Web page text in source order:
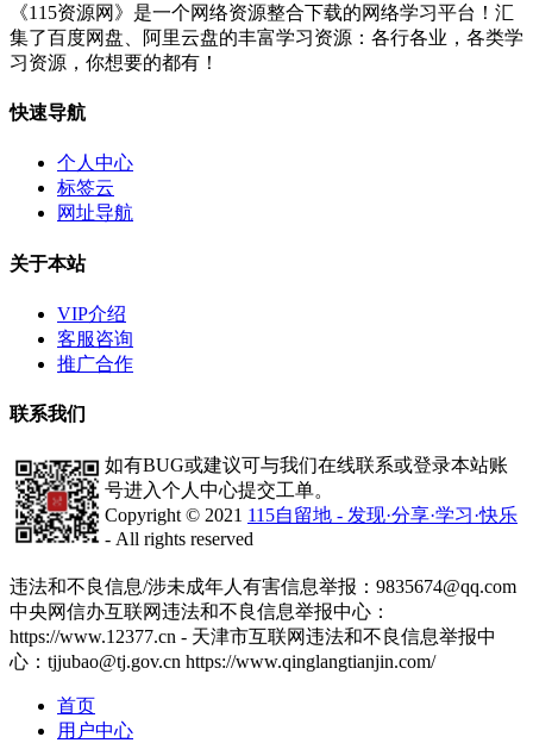
《115资源网》是一个网络资源整合下载的网络学习平台！汇
集了百度网盘、阿里云盘的丰富学习资源：各行各业，各类学
习资源，你想要的都有！
快速导航
个人中心
标签云
网址导航
关于本站
VIP介绍
客服咨询
推广合作
联系我们
如有BUG或建议可与我们在线联系或登录本站账
号进入个人中心提交工单。
Copyright © 2021 115自留地 - 发现·分享·学习·快乐
- All rights reserved
违法和不良信息/涉未成年人有害信息举报：9835674@qq.com
中央网信办互联网违法和不良信息举报中心：
https://www.12377.cn - 天津市互联网违法和不良信息举报中
心：tjjubao@tj.gov.cn https://www.qinglangtianjin.com/
首页
用户中心